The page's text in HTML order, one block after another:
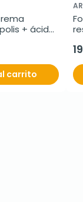
+ ácido
50 ml
carrito